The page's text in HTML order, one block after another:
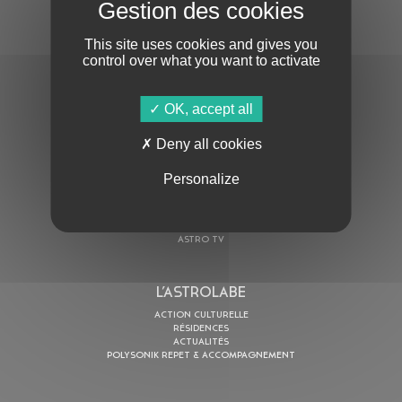
S'ABONNER À LA NEWSLETTER
En cochant cette case, j’accepte la Politique de confidentialité
ASTRO TV
L’ASTROLABE
ACTION CULTURELLE
RÉSIDENCES
ACTUALITÉS
POLYSONIK REPET & ACCOMPAGNEMENT
This site uses cookies and gives you
control over what you want to activate
OK, accept all
Deny all cookies
Personalize